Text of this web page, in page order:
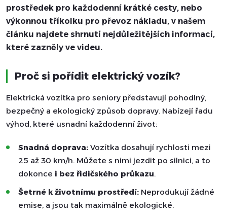
prostředek pro každodenní krátké cesty, nebo
výkonnou tříkolku pro převoz nákladu, v našem
článku najdete shrnutí nejdůležitějších informací,
které zazněly ve videu.
Proč si pořídit elektrický vozík?
Elektrická vozítka pro seniory představují pohodlný,
bezpečný a ekologický způsob dopravy. Nabízejí řadu
výhod, které usnadní každodenní život:
Snadná doprava: Vozítka dosahují rychlosti mezi
25 až 30 km/h. Můžete s nimi jezdit po silnici, a to
dokonce i bez řidičského průkazu.
Šetrné k životnímu prostředí: Neprodukují žádné
emise, a jsou tak maximálně ekologické.